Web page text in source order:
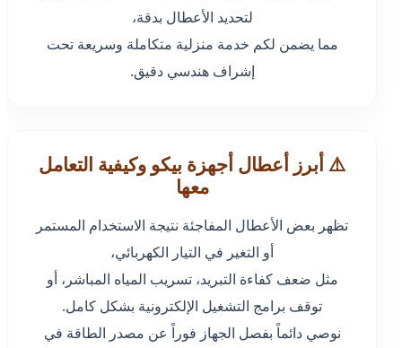
لتحديد الأعطال بدقة،
مما يضمن لكم خدمة منزلية متكاملة وسريعة تحت
إشراف هندسي دقيق.
⚠️ أبرز أعطال أجهزة بيكو وكيفية التعامل
معها
تظهر بعض الأعطال المفاجئة نتيجة الاستخدام المستمر
أو التغير في التيار الكهربائي،
مثل ضعف كفاءة التبريد، تسريب المياه المباشر، أو
توقف برامج التشغيل الإلكترونية بشكل كامل.
نوصي دائماً بفصل الجهاز فوراً عن مصدر الطاقة في